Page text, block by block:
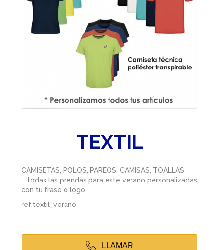
TEXTIL
CAMISETAS, POLOS, PAREOS, CAMISAS, TOALLAS
....todas las prendas para este verano personalizadas
con tu frase o logo.
ref:textil_verano
LLAMAR